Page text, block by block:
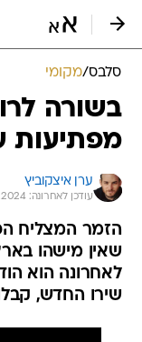
סלבס/מקומי
מפתיעות
ערן איצקוביץ
עודכן לאחרונה: 20.8.2024 / 16:51
הזמר המצליח
שאין מישהו
לאחרונה הוא
שירו החדש,